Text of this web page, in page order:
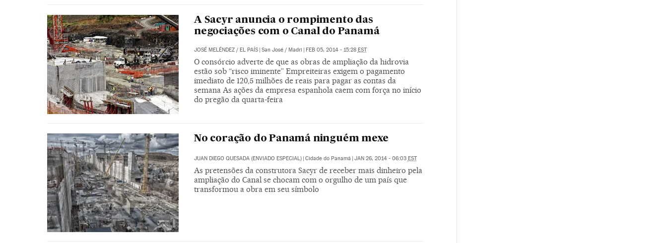
A Sacyr anuncia o rompimento das
negociações com o Canal do Panamá
JOSÉ MELÉNDEZ/ EL PAÍS San José / Madri FEB 05, 2014 - 15:28 EST
O consórcio adverte de que as obras de ampliação da hidrovia
estão sob “risco iminente” Empreiteiras exigem o pagamento
imediato de 120,5 milhões de reais para pagar as contas da
semana As ações da empresa espanhola caem com força no início
do pregão da quarta-feira
No coração do Panamá ninguém mexe
JUAN DIEGO QUESADA (ENVIADO ESPECIAL) | Cidade do Panamá | JAN 26, 2014 - 06:03 EST
As pretensões da construtora Sacyr de receber mais dinheiro pela
ampliação do Canal se chocam com o orgulho de um país que
transformou a obra em seu símbolo